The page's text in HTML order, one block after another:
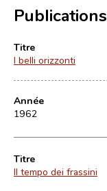
Publications
Titre
I belli orizzonti
Année
1962
Titre
Il tempo dei frassini